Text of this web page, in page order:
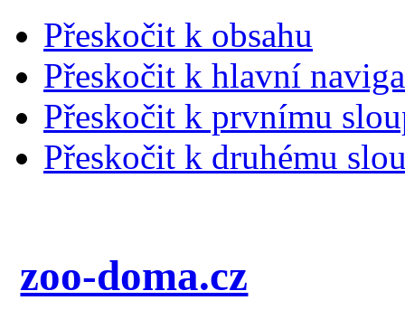
Přeskočit k obsahu
Přeskočit k hlavní
Přeskočit k prvnímu
Přeskočit k druhému
zoo-doma.cz